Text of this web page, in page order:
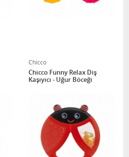
Chicco
Chicco Funny Relax Diş
Kaşıyıcı - Uğur Böceği